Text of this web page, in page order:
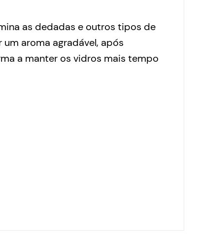
as dedadas e outros tipos de
aroma agradável, após
a manter os vidros mais tempo